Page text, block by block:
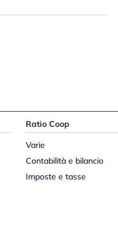
Ratio Coop
Varie
Contabilità e bilancio
Imposte e tasse